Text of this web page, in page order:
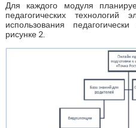
Для каждого модуля
педагогических технологий
использования
рисунке 2.